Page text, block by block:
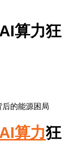
算力狂
AI算力狂